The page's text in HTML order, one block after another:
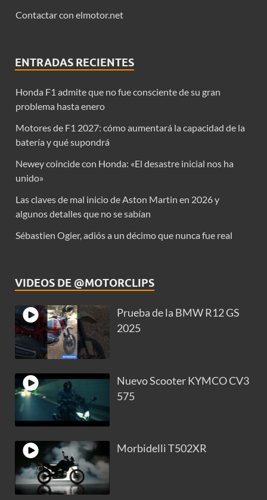
Contactar con elmotor.net
ENTRADAS RECIENTES
Honda F1 admite que no fue consciente de su gran
problema hasta enero
Motores de F1 2027: cómo aumentará la capacidad de la
batería y qué supondrá
Newey coincide con Honda: «El desastre inicial nos ha
unido»
Las claves de mal inicio de Aston Martin en 2026 y
algunos detalles que no se sabían
Sébastien Ogier, adiós a un décimo que nunca fue real
VIDEOS DE @MOTORCLIPS
Prueba de la BMW R12 GS
2025
Nuevo Scooter KYMCO CV3
575
Morbidelli T502XR